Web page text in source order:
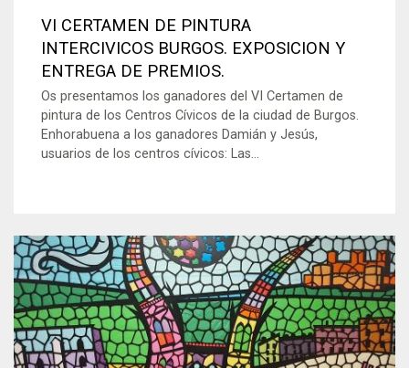
VI CERTAMEN DE PINTURA
INTERCIVICOS BURGOS. EXPOSICION Y
ENTREGA DE PREMIOS.
Os presentamos los ganadores del VI Certamen de
pintura de los Centros Cívicos de la ciudad de Burgos.
Enhorabuena a los ganadores Damián y Jesús,
usuarios de los centros cívicos: Las...